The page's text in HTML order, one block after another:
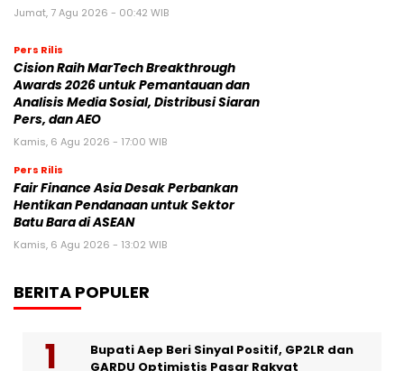
Jumat, 7 Agu 2026 - 00:42 WIB
Pers Rilis
Cision Raih MarTech Breakthrough
Awards 2026 untuk Pemantauan dan
Analisis Media Sosial, Distribusi Siaran
Pers, dan AEO
Kamis, 6 Agu 2026 - 17:00 WIB
Pers Rilis
Fair Finance Asia Desak Perbankan
Hentikan Pendanaan untuk Sektor
Batu Bara di ASEAN
Kamis, 6 Agu 2026 - 13:02 WIB
BERITA POPULER
Bupati Aep Beri Sinyal Positif, GP2LR dan
GARDU Optimistis Pasar Rakyat